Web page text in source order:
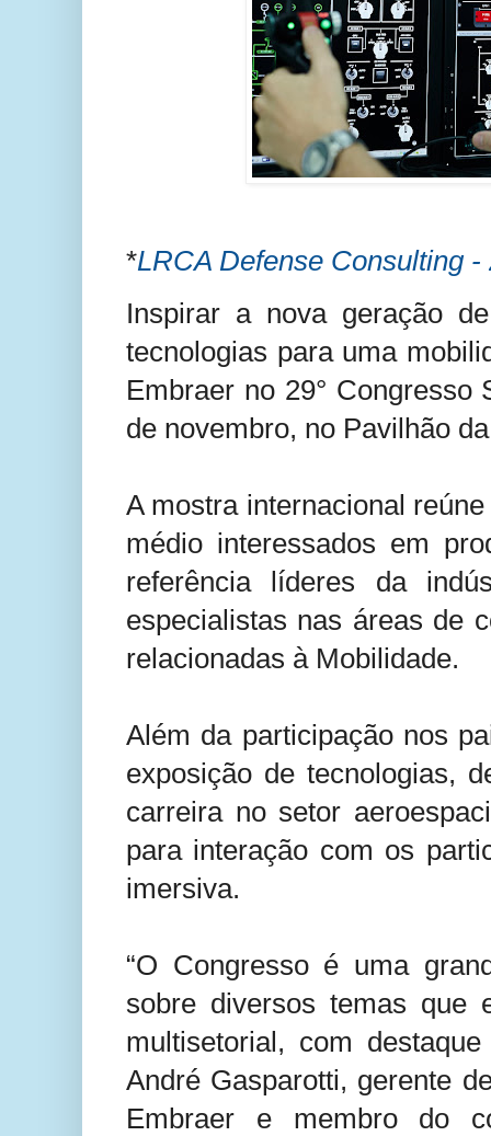
*LRCA Defense Consulting -
Inspirar a nova geração
tecnologias para uma
Embraer no 29°
de novembro, no Pavilhão
A mostra internacional
médio interessados em
referência líderes da
especialistas nas áreas de
relacionadas à Mobilidade.
Além da participação nos
exposição de tecnologias,
carreira no setor
para interação com os
imersiva.
“O Congresso é uma
sobre diversos temas que
multisetorial, com
André Gasparotti, gerente
Embraer e membro do